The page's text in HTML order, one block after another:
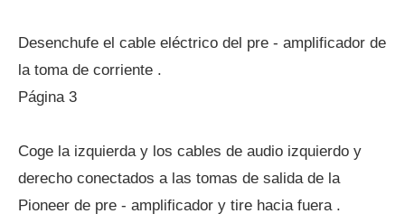
Desenchufe el cable eléctrico del pre - amplificador de
la toma de corriente .
Página 3
Coge la izquierda y los cables de audio izquierdo y
derecho conectados a las tomas de salida de la
Pioneer de pre - amplificador y tire hacia fuera .